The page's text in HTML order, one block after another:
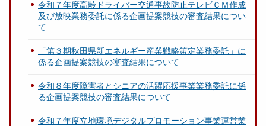
令和７年度高齢ドライバー交通事故防止テレビＣＭ作成
及び放映業務委託に係る企画提案競技の審査結果につい
て
「第３期秋田県新エネルギー産業戦略策定業務委託」に
係る企画提案競技の審査結果について
令和８年度障害者とシニアの活躍応援事業業務委託に係
る企画提案競技の審査結果について
令和７年度立地環境デジタルプロモーション事業運営業